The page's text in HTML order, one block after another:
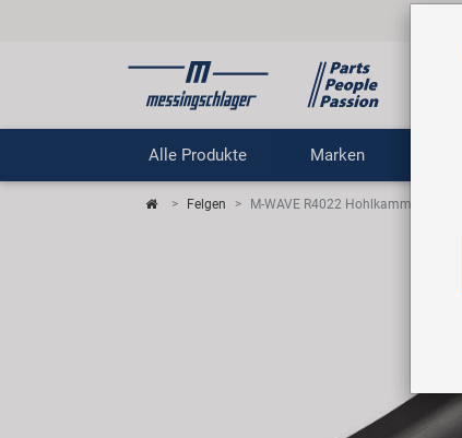
Alle Produkte Marken
Felgen M-WAVE R4022 Hohlkammerfelge